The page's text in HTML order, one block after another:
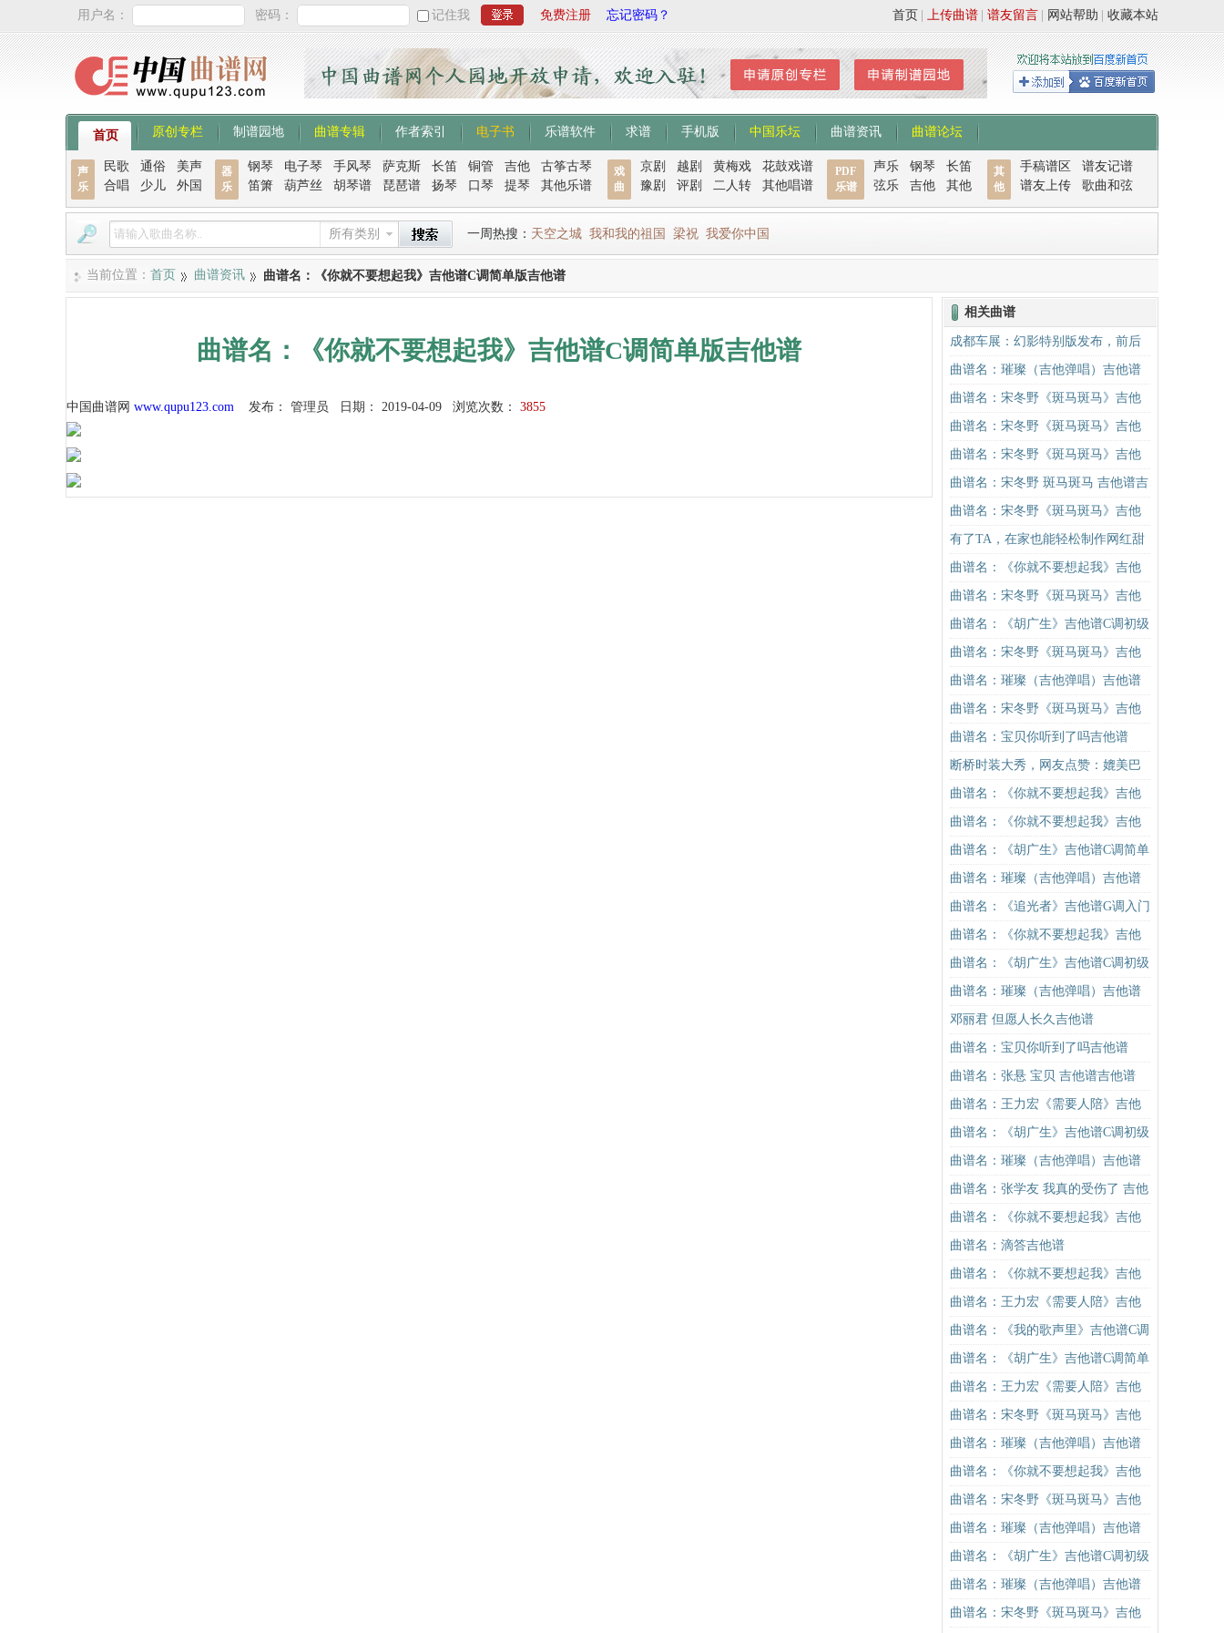
用户名： 密码： 记住我 免费注册 忘记密码？ 收藏本站
网站帮助
谱友留言
上传曲谱
首页
首页 原创专栏 制谱园地 曲谱专辑 作者索引 电子书 乐谱软件 求谱 手机版 中国乐坛 曲谱资讯 曲谱论坛
声
乐
民歌 通俗
美声
合唱
少儿 外国
器
乐
钢琴 电子琴 手风琴 萨克斯 长笛 铜管 吉他
古筝古琴
笛箫
葫芦丝 胡琴谱 琵琶谱 扬琴 口琴 提琴 其他乐谱
戏
曲
京剧 越剧 黄梅戏
花鼓戏谱
豫剧
评剧 二人转 其他唱谱
PDF
乐谱
声乐 钢琴
长笛
弦乐
吉他 其他
其
他
手稿谱区
谱友记谱
谱友上传
歌曲和弦
所有类别 一周热搜： 天空之城 我和我的祖国 梁祝 我爱你中国
当前位置： 首页 曲谱资讯 曲谱名：《你就不要想起我》吉他谱C调简单版吉他谱
曲谱名：《你就不要想起我》吉他谱C调简单版吉他谱
中国曲谱网 www.qupu123.com 发布： 管理员 日期： 2019-04-09 浏览次数： 3855
相关曲谱
成都车展：幻影特别版发布，前后
排隔断
曲谱名：璀璨（吉他弹唱）吉他谱
曲谱名：宋冬野《斑马斑马》吉他
谱C调简单版（酷音小伟吉他教学）
吉他谱
曲谱名：宋冬野《斑马斑马》吉他
谱C调简单版（酷音小伟吉他教学）
吉他谱
曲谱名：宋冬野《斑马斑马》吉他
谱G调初级进阶版（酷音小伟吉他教
学）吉他谱
曲谱名：宋冬野 斑马斑马 吉他谱吉
他谱
曲谱名：宋冬野《斑马斑马》吉他
谱G调初级进阶版（酷音小伟吉他教
学）吉他谱
有了TA，在家也能轻松制作网红甜
品！
曲谱名：《你就不要想起我》吉他
谱C调简单版吉他谱
曲谱名：宋冬野《斑马斑马》吉他
谱C调简单版（酷音小伟吉他教学）
吉他谱
曲谱名：《胡广生》吉他谱C调初级
进阶版（酷音小伟吉他弹唱教学）
吉他谱
曲谱名：宋冬野《斑马斑马》吉他
谱G调初级进阶版（酷音小伟吉他教
学）吉他谱
曲谱名：璀璨（吉他弹唱）吉他谱
曲谱名：宋冬野《斑马斑马》吉他
谱C调简单版（酷音小伟吉他教学）
吉他谱
曲谱名：宝贝你听到了吗吉他谱
断桥时装大秀，网友点赞：媲美巴
黎时装周
曲谱名：《你就不要想起我》吉他
谱C调简单版吉他谱
曲谱名：《你就不要想起我》吉他
谱C调简单版吉他谱
曲谱名：《胡广生》吉他谱C调简单
版（酷音小伟吉他弹唱教学）吉他
谱
曲谱名：璀璨（吉他弹唱）吉他谱
曲谱名：《追光者》吉他谱G调入门
版 岑宁儿 高音教编配吉他谱
曲谱名：《你就不要想起我》吉他
谱C调简单版吉他谱
曲谱名：《胡广生》吉他谱C调初级
进阶版（酷音小伟吉他弹唱教学）
吉他谱
曲谱名：璀璨（吉他弹唱）吉他谱
邓丽君 但愿人长久吉他谱
曲谱名：宝贝你听到了吗吉他谱
曲谱名：张悬 宝贝 吉他谱吉他谱
曲谱名：王力宏《需要人陪》吉他
谱C调原版（酷音小伟吉他教学）吉
他谱
曲谱名：《胡广生》吉他谱C调初级
进阶版（酷音小伟吉他弹唱教学）
吉他谱
曲谱名：璀璨（吉他弹唱）吉他谱
曲谱名：张学友 我真的受伤了 吉他
谱吉他谱
曲谱名：《你就不要想起我》吉他
谱C调简单版吉他谱
曲谱名：滴答吉他谱
曲谱名：《你就不要想起我》吉他
谱C调简单版吉他谱
曲谱名：王力宏《需要人陪》吉他
谱C调原版（酷音小伟吉他教学）吉
他谱
曲谱名：《我的歌声里》吉他谱C调
精华版 曲婉婷 高音教编配吉他谱
曲谱名：《胡广生》吉他谱C调简单
版（酷音小伟吉他弹唱教学）吉他
谱
曲谱名：王力宏《需要人陪》吉他
谱C调原版（酷音小伟吉他教学）吉
他谱
曲谱名：宋冬野《斑马斑马》吉他
谱C调简单版（酷音小伟吉他教学）
吉他谱
曲谱名：璀璨（吉他弹唱）吉他谱
曲谱名：《你就不要想起我》吉他
谱C调简单版吉他谱
曲谱名：宋冬野《斑马斑马》吉他
谱C调简单版（酷音小伟吉他教学）
吉他谱
曲谱名：璀璨（吉他弹唱）吉他谱
曲谱名：《胡广生》吉他谱C调初级
进阶版（酷音小伟吉他弹唱教学）
吉他谱
曲谱名：璀璨（吉他弹唱）吉他谱
曲谱名：宋冬野《斑马斑马》吉他